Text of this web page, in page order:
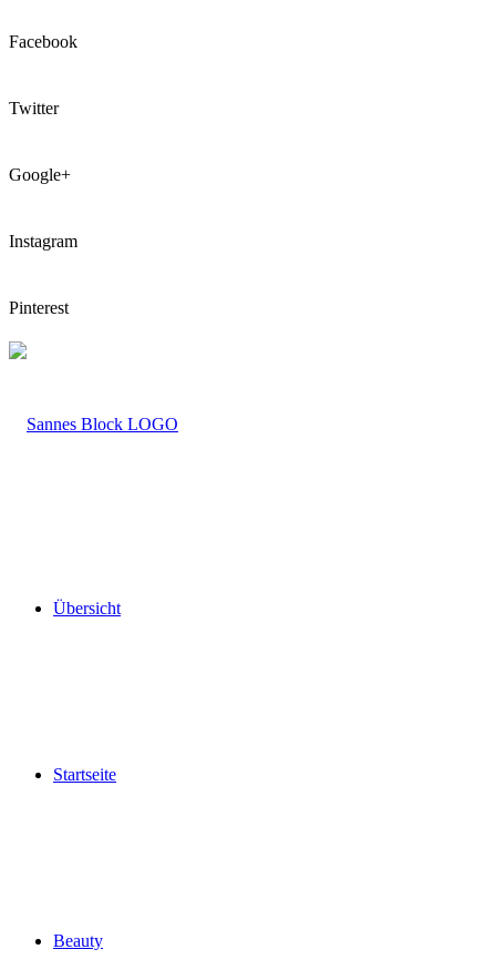
Facebook
Twitter
Google+
Instagram
Pinterest
LOGO
Übersicht
Startseite
Beauty